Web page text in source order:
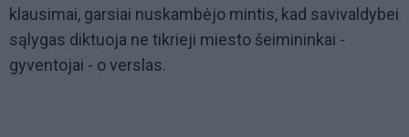
klausimai, garsiai nuskambėjo mintis, kad savivaldybei
sąlygas diktuoja ne tikrieji miesto šeimininkai -
gyventojai - o verslas.